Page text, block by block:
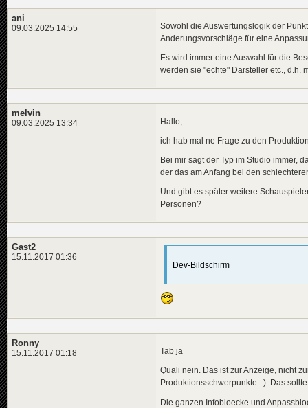
ani
09.03.2025 14:55
Sowohl die Auswertungslogik der
Änderungsvorschläge für eine
Es wird immer eine Auswahl für die
werden sie "echte" Darsteller etc., d.h.
melvin
09.03.2025 13:34 Hallo,
ich hab mal ne Frage zu den
Bei mir sagt der Typ im Studio immer,
der das am Anfang bei den
Und gibt es später weitere
Personen?
Gast2
15.11.2017 01:36
Dev-Bildschirm
Ronny
15.11.2017 01:18 Tab ja
Quali nein. Das ist zur Anzeige, nicht
Produktionsschwerpunkte...). Das
Die ganzen Infobloecke und